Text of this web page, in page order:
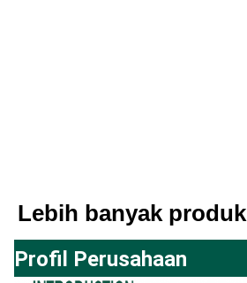
Lebih banyak produk
Profil Perusahaan